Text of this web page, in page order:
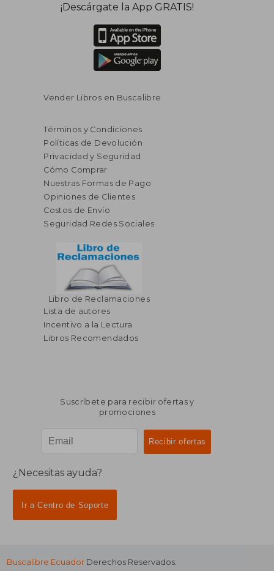
¡Descárgate la App GRATIS!
Vender Libros en Buscalibre
Términos y Condiciones
Políticas de Devolución
Privacidad y Seguridad
Cómo Comprar
Nuestras Formas de Pago
Opiniones de Clientes
Costos de Envío
Seguridad Redes Sociales
Libro de Reclamaciones
Lista de autores
Incentivo a la Lectura
Libros Recomendados
Suscríbete para recibir ofertas y
promociones
¿Necesitas ayuda?
Ir a Centro de Soporte
Buscalibre Ecuador Derechos Reservados.